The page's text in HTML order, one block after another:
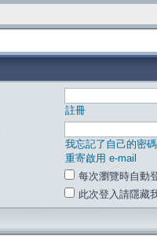
註冊
我忘記了自己的密碼
重寄啟用 e-mail
每次瀏覽時自動
此次登入請隱藏